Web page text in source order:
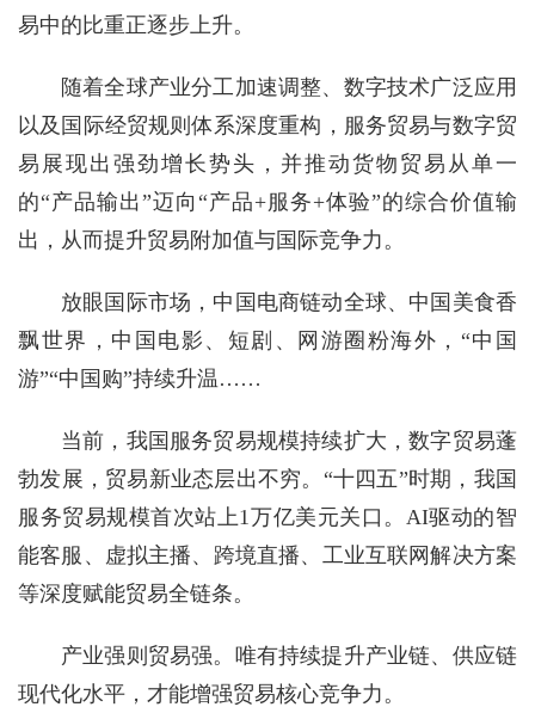
易中的比重正逐步上升。
随着全球产业分工加速调整、数字技术广泛应用
以及国际经贸规则体系深度重构，服务贸易与数字贸
易展现出强劲增长势头，并推动货物贸易从单一
的“产品输出”迈向“产品+服务+体验”的综合价值输
出，从而提升贸易附加值与国际竞争力。
放眼国际市场，中国电商链动全球、中国美食香
飘世界，中国电影、短剧、网游圈粉海外，“中国
游”“中国购”持续升温……
当前，我国服务贸易规模持续扩大，数字贸易蓬
勃发展，贸易新业态层出不穷。“十四五”时期，我国
服务贸易规模首次站上1万亿美元关口。AI驱动的智
能客服、虚拟主播、跨境直播、工业互联网解决方案
等深度赋能贸易全链条。
产业强则贸易强。唯有持续提升产业链、供应链
现代化水平，才能增强贸易核心竞争力。